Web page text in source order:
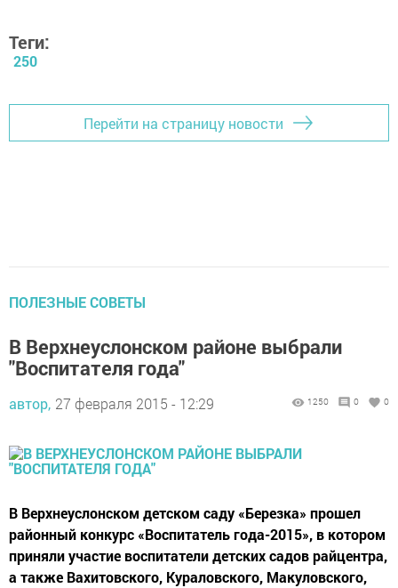
Теги:
250
Перейти на страницу новости
ПОЛЕЗНЫЕ СОВЕТЫ
В Верхнеуслонском районе выбрали
"Воспитателя года"
автор, 27 февраля 2015 - 12:29 1250 0 0
В Верхнеуслонском детском саду «Березка» прошел
районный конкурс «Воспитатель года-2015», в котором
приняли участие воспитатели детских садов райцентра,
а также Вахитовского, Кураловского, Макуловского,